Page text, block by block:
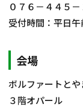
０７６－４４５－
受付時間：平日
会場
ボルファートと
３階オパール